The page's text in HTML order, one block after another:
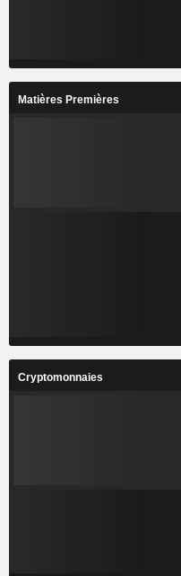
Matières Premières
Cryptomonnaies